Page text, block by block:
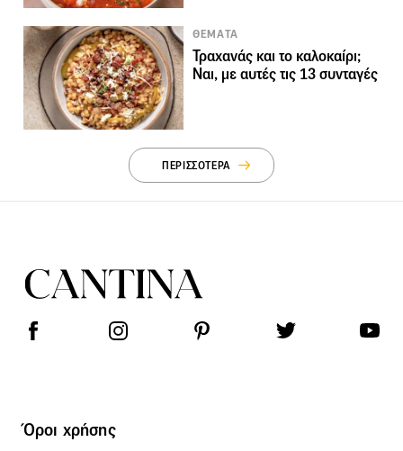
ΘΕΜΑΤΑ
Τραχανάς και το καλοκαίρι;
Ναι, με αυτές τις 13 συνταγές
ΠΕΡΙΣΣΟΤΕΡΑ
Όροι χρήσης